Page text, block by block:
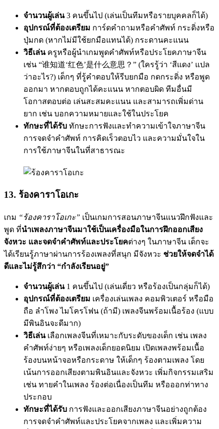
จำนวนผู้เล่น3 คนขึ้นไป (เล่นเป็นทีมหรือรายบุคคลก็ได้)
อุปกรณ์ที่ต้องเตรียม การ์ดคำถามหรือคำศัพท์ กระดิ่งหรือ
ปุ่มกด (หากไม่มีใช้ยกมือแทนได้) กระดานคะแนน
วิธีเล่น ครูหรือผู้นำเกมพูดคำศัพท์หรือประโยคภาษาจีน
เช่น “谁知道‘红色’是什么意思？” (ใครรู้ว่า ‘สีแดง’ แปล
ว่าอะไร?) เด็กๆ ที่รู้คำตอบให้รีบยกมือ กดกระดิ่ง หรือพูด
ออกมา หากตอบถูกได้คะแนน หากตอบผิด ทีมอื่นมี
โอกาสตอบต่อ เล่นสะสมคะแนน และสามารถเพิ่มด่าน
ยาก เช่น บอกความหมายและใช้ในประโยค
ทักษะที่ได้รับ ทักษะการฟังและทำความเข้าใจภาษาจีน
การจดจำคำศัพท์ การคิดเร็วตอบไว และความมั่นใจใน
การใช้ภาษาจีนในที่สาธารณะ
13. ร้องคาราโอเกะ
เกม “ร้องคาราโอเกะ” เป็นเกมการสอนภาษาจีนแนวฝึกฟังและ
พูด ที่นำเพลงภาษาจีนมาใช้เป็นเครื่องมือในการฝึกออกเสียง
จังหวะ และจดจำคำศัพท์และประโยคต่างๆ ในภาษาจีน เด็กจะ
ได้เรียนรู้ภาษาผ่านการร้องเพลงที่สนุก มีจังหวะ ช่วยให้จดจำได้
ดีและไม่รู้สึกว่า “กำลังเรียนอยู่”
จำนวนผู้เล่น 1 คนขึ้นไป (เล่นเดี่ยว หรือร้องเป็นกลุ่มก็ได้)
อุปกรณ์ที่ต้องเตรียม เครื่องเล่นเพลง คอมพิวเตอร์ หรือมือ
ถือ ลำโพง ไมโครโฟน (ถ้ามี) เพลงจีนพร้อมเนื้อร้อง (แบบ
มีพินอินจะดีมาก)
วิธีเล่น เลือกเพลงจีนที่เหมาะกับระดับของเด็ก เช่น เพลง
คำศัพท์ง่ายๆ หรือเพลงเด็กยอดนิยม เปิดเพลงพร้อมเนื้อ
ร้องบนหน้าจอหรือกระดาษ ให้เด็กๆ ร้องตามเพลง โดย
เน้นการออกเสียงตามพินอินและจังหวะ เพิ่มกิจกรรมเสริม
เช่น ทายคำในเพลง ร้องต่อเนื่องเป็นทีม หรือออกท่าทาง
ประกอบ
ทักษะที่ได้รับ การฟังและออกเสียงภาษาจีนอย่างถูกต้อง
การจดจำคำศัพท์และประโยคจากเพลง และเพิ่มความ